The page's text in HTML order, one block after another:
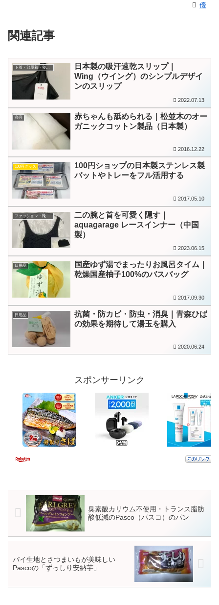
優
関連記事
下着・部屋着・寝巻き
日本製の吸汗速乾スリップ｜
Wing（ウイング）のシンプルデザイ
ンのスリップ
2022.07.13
寝具
赤ちゃんも舐められる｜松並木のオー
ガニックコットン製品（日本製）
2016.12.22
100円グッズ
100円ショップの日本製ステンレス製
バットやトレーをフル活用する
2017.05.10
ファッション・靴・アクセサリー
二の腕と首を可愛く隠す｜
aquagarage レースインナー（中国
製）
2023.06.15
日用品
国産ゆず湯でまったりお風呂タイム｜
乾燥国産柚子100%のバスバッグ
2017.09.30
日用品
抗菌・防カビ・防虫・消臭｜青森ひば
の効果を期待して湯玉を購入
2020.06.24
スポンサーリンク
臭素酸カリウム不使用・トランス脂肪
酸低減のPasco（パスコ）のパン
パイ生地とさつまいもが美味しい
Pascoの「ずっしり安納芋」